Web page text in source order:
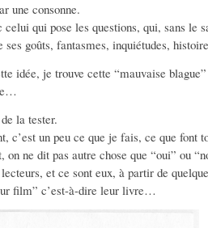
une consonne.
celui qui pose les questions, qui, sans le
ses goûts, fantasmes, inquiétudes,
idée, je trouve cette “mauvaise
la tester.
c’est un peu ce que je fais, ce que font
on ne dit pas autre chose que “oui” ou
et ce sont eux, à partir de
film” c’est-à-dire leur livre…